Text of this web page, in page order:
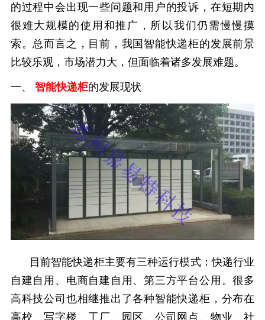
的过程中会出现一些问题和用户的投诉，在短期内
很难大规模的使用和推广，所以我们仍需慢慢摸
索。总而言之，目前，我国智能快递柜的发展前景
比较乐观，市场潜力大，但面临着诸多发展难题。
一、 智能快递柜的发展现状
目前智能快递柜主要有三种运行模式：快递行业
自建自用、电商自建自用、第三方平台公用。很多
高科技公司也相继推出了各种智能快递柜，分布在
高校、写字楼、工厂、园区、公司网点、物业、社